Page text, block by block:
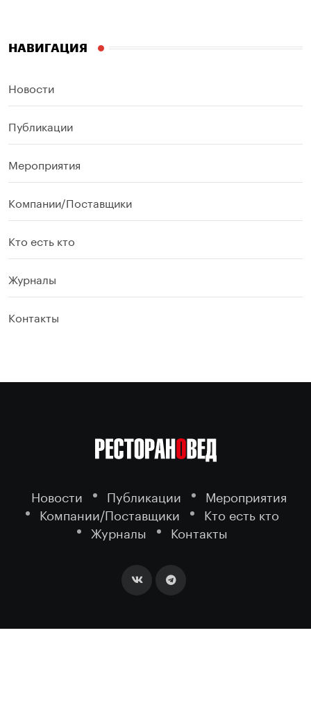
НАВИГАЦИЯ
Новости
Публикации
Мероприятия
Компании/Поставщики
Кто есть кто
Журналы
Контакты
Новости Публикации
Мероприятия
Компании/Поставщики
Кто есть кто
Журналы
Контакты